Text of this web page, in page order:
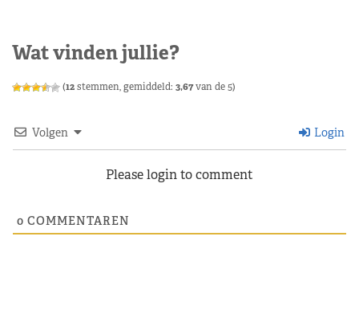
Wat vinden jullie?
(12stemmen, gemiddeld: 3,67van de 5)
Volgen Login
Please login to comment
0 COMMENTAREN